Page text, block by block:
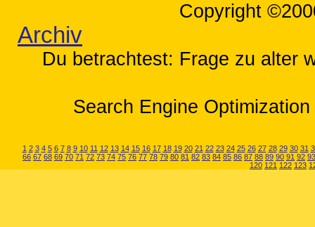
Copyright
Archiv
Du betrachtest: Frage zu alter
Search Engine
1 2 3 4 5 6 7 8 9 10 11 12 13 14 15 16 17 18 19 20 21 22 23 24 25 26 27 28 29 30 31
66 67 68 69 70 71 72 73 74 75 76 77 78 79 80 81 82 83 84 85 86 87 88 89 90 91 92 93
120 121 122 123